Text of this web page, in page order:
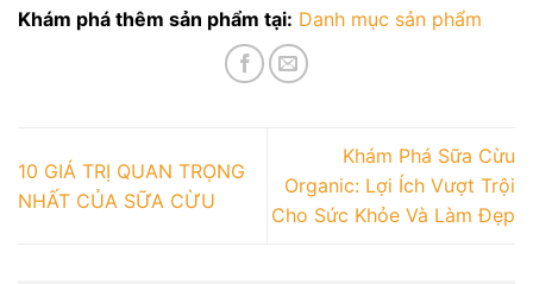
Khám phá thêm sản phẩm tại: Danh mục sản phẩm
10 GIÁ TRỊ QUAN TRỌNG
NHẤT CỦA SỮA CỪU
Khám Phá Sữa Cừu
Organic: Lợi Ích Vượt Trội
Cho Sức Khỏe Và Làm Đẹp